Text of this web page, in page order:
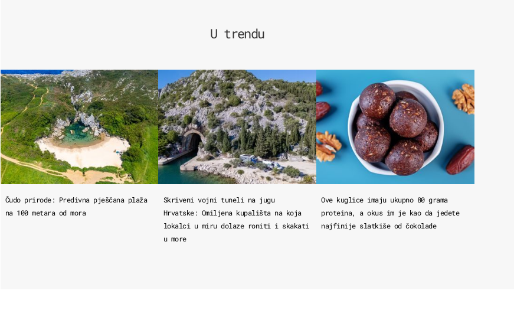
U trendu
Čudo prirode: Predivna pješčana plaža
na 100 metara od mora
Skriveni vojni tuneli na jugu
Hrvatske: Omiljena kupališta na koja
lokalci u miru dolaze roniti i skakati
u more
Ove kuglice imaju ukupno 80 grama
proteina, a okus im je kao da jedete
najfinije slatkiše od čokolade